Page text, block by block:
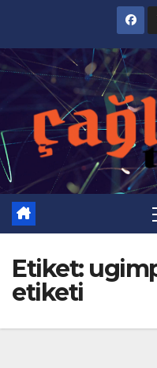
content
Etiket:
etiketi